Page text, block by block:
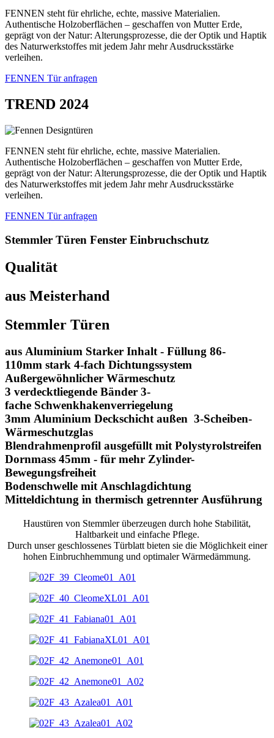
FENNEN steht für ehrliche, echte, massive Materialien.
Authentische Holzoberflächen – geschaffen von Mutter Erde,
geprägt von der Natur: Alterungsprozesse, die der Optik und Haptik
des Naturwerkstoffes mit jedem Jahr mehr Ausdrucksstärke
verleihen.
FENNEN Tür anfragen
TREND 2024
FENNEN steht für ehrliche, echte, massive Materialien.
Authentische Holzoberflächen – geschaffen von Mutter Erde,
geprägt von der Natur: Alterungsprozesse, die der Optik und Haptik
des Naturwerkstoffes mit jedem Jahr mehr Ausdrucksstärke
verleihen.
FENNEN Tür anfragen
Stemmler Türen Fenster Einbruchschutz
Qualität
aus Meisterhand
Stemmler Türen
aus Aluminium Starker Inhalt - Füllung 86-
110mm stark 4-fach Dichtungssystem
Außergewöhnlicher Wärmeschutz
3 verdecktliegende Bänder 3-
fache Schwenkhakenverriegelung
3mm Aluminium Deckschicht außen 3-Scheiben-
Wärmeschutzglas
Blendrahmenprofil ausgefüllt mit Polystyrolstreifen
Dornmass 45mm - für mehr Zylinder-
Bewegungsfreiheit
Bodenschwelle mit Anschlagdichtung
Mitteldichtung in thermisch getrennter Ausführung
Haustüren von Stemmler überzeugen durch hohe Stabilität,
Haltbarkeit und einfache Pflege.
Durch unser geschlossenes Türblatt bieten sie die Möglichkeit einer
hohen Einbruchhemmung und optimaler Wärmedämmung.